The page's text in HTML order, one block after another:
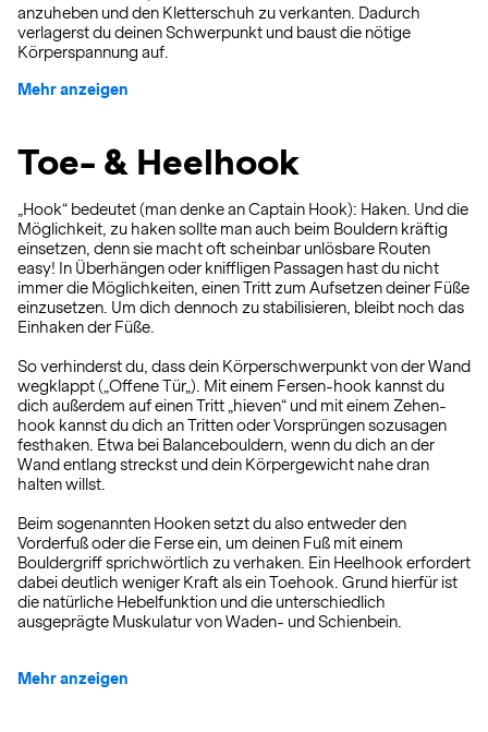
anzuheben und den Kletterschuh zu verkanten. Dadurch
verlagerst du deinen Schwerpunkt und baust die nötige
Körperspannung auf.
Mehr anzeigen
Toe- & Heelhook
„Hook“ bedeutet (man denke an Captain Hook): Haken. Und die
Möglichkeit, zu haken sollte man auch beim Bouldern kräftig
einsetzen, denn sie macht oft scheinbar unlösbare Routen
easy! In Überhängen oder kniffligen Passagen hast du nicht
immer die Möglichkeiten, einen Tritt zum Aufsetzen deiner Füße
einzusetzen. Um dich dennoch zu stabilisieren, bleibt noch das
Einhaken der Füße.
So verhinderst du, dass dein Körperschwerpunkt von der Wand
wegklappt („Offene Tür„). Mit einem Fersen-hook kannst du
dich außerdem auf einen Tritt „hieven“ und mit einem Zehen-
hook kannst du dich an Tritten oder Vorsprüngen sozusagen
festhaken. Etwa bei Balancebouldern, wenn du dich an der
Wand entlang streckst und dein Körpergewicht nahe dran
halten willst.
Beim sogenannten Hooken setzt du also entweder den
Vorderfuß oder die Ferse ein, um deinen Fuß mit einem
Bouldergriff sprichwörtlich zu verhaken. Ein Heelhook erfordert
dabei deutlich weniger Kraft als ein Toehook. Grund hierfür ist
die natürliche Hebelfunktion und die unterschiedlich
ausgeprägte Muskulatur von Waden- und Schienbein.
Mehr anzeigen